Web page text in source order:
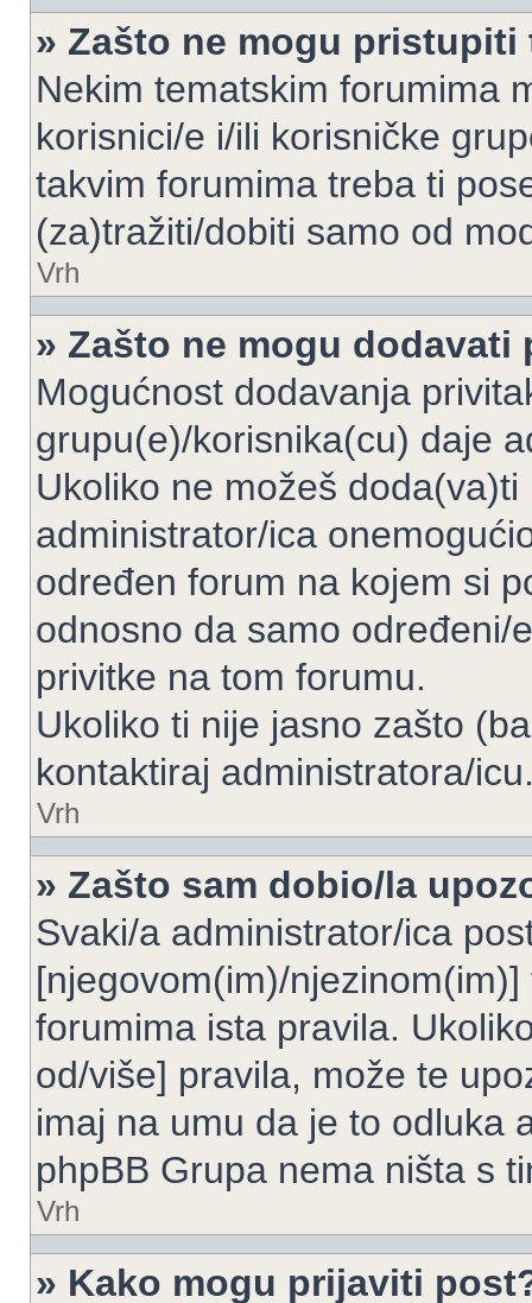
» Zašto ne mogu
Nekim tematskim forumima
korisnici/e i/ili korisničke
takvim forumima treba ti
(za)tražiti/dobiti samo od
Vrh
» Zašto ne mogu dodavati
Mogućnost dodavanja
grupu(e)/korisnika(cu) daje
Ukoliko ne možeš
administrator/ica
određen forum na kojem si
odnosno da samo određeni/
privitke na tom forumu.
Ukoliko ti nije jasno zašto
kontaktiraj administratora/
Vrh
» Zašto sam dobio/la
Svaki/a administrator/ica
[njegovom(im)/
forumima ista pravila.
od/više] pravila, može te
imaj na umu da je to odluka
phpBB Grupa nema ništa s
Vrh
» Kako mogu prijaviti